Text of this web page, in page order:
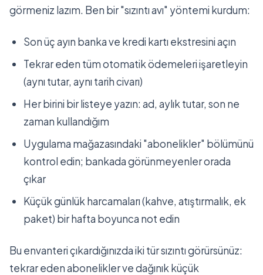
görmeniz lazım. Ben bir "sızıntı avı" yöntemi kurdum:
Son üç ayın banka ve kredi kartı ekstresini açın
Tekrar eden tüm otomatik ödemeleri işaretleyin
(aynı tutar, aynı tarih civarı)
Her birini bir listeye yazın: ad, aylık tutar, son ne
zaman kullandığım
Uygulama mağazasındaki "abonelikler" bölümünü
kontrol edin; bankada görünmeyenler orada
çıkar
Küçük günlük harcamaları (kahve, atıştırmalık, ek
paket) bir hafta boyunca not edin
Bu envanteri çıkardığınızda iki tür sızıntı görürsünüz:
tekrar eden abonelikler ve dağınık küçük